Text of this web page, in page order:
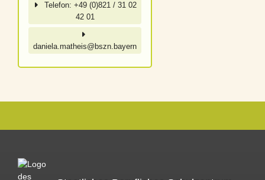
Telefon: +49 (0)821 / 31 02
42 01
daniela.matheis@bszn.bayern